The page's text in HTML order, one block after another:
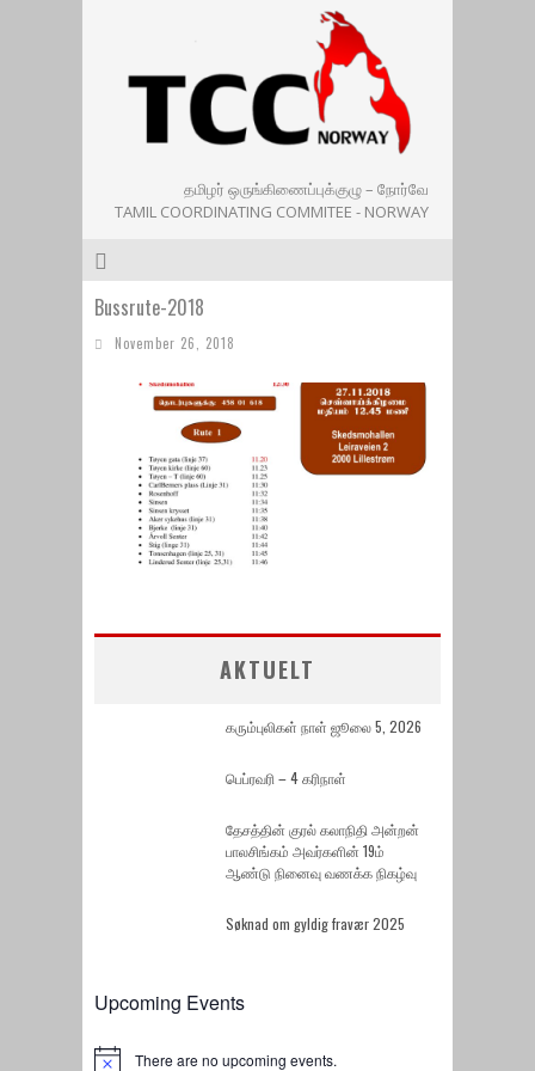
தமிழர் ஒருங்கிணைப்புக்குழு – நோர்வே
TAMIL COORDINATING COMMITEE - NORWAY
Bussrute-2018
November 26, 2018
AKTUELT
கரும்புலிகள் நாள் ஜூலை 5, 2026
பெப்ரவரி – 4 கரிநாள்
தேசத்தின் குரல் கலாநிதி அன்றன்
பாலசிங்கம் அவர்களின் 19ம்
ஆண்டு நினைவு வணக்க நிகழ்வு
Søknad om gyldig fravær 2025
Upcoming Events
There are no upcoming events.